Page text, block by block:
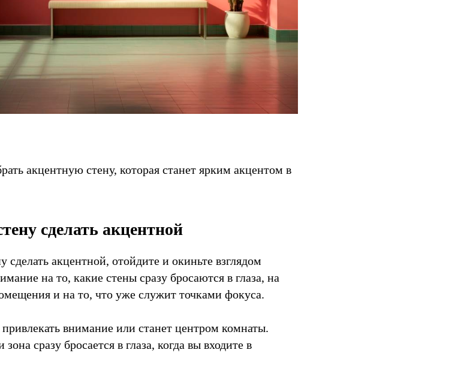
акцентную стену, которая станет ярким акцентом в
сделать акцентной
акцентной, отойдите и окиньте взглядом
на то, какие стены сразу бросаются в глаза, на
и на то, что уже служит точками фокуса.
внимание или станет центром комнаты.
сразу бросается в глаза, когда вы входите в